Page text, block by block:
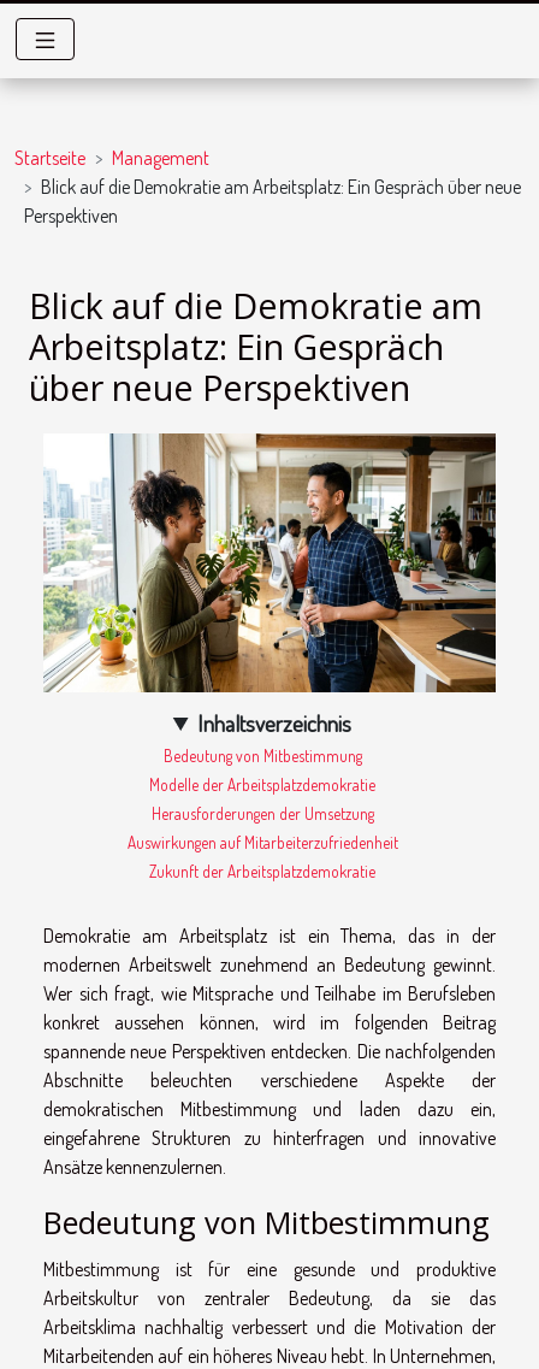
Startseite
Management
Blick auf die Demokratie am Arbeitsplatz: Ein Gespräch über neue
Perspektiven
Blick auf die Demokratie am
Arbeitsplatz: Ein Gespräch
über neue Perspektiven
Inhaltsverzeichnis
Bedeutung von Mitbestimmung
Modelle der Arbeitsplatzdemokratie
Herausforderungen der Umsetzung
Auswirkungen auf Mitarbeiterzufriedenheit
Zukunft der Arbeitsplatzdemokratie
Demokratie am Arbeitsplatz ist ein Thema, das in der
modernen Arbeitswelt zunehmend an Bedeutung gewinnt.
Wer sich fragt, wie Mitsprache und Teilhabe im Berufsleben
konkret aussehen können, wird im folgenden Beitrag
spannende neue Perspektiven entdecken. Die nachfolgenden
Abschnitte beleuchten verschiedene Aspekte der
demokratischen Mitbestimmung und laden dazu ein,
eingefahrene Strukturen zu hinterfragen und innovative
Ansätze kennenzulernen.
Bedeutung von Mitbestimmung
Mitbestimmung ist für eine gesunde und produktive
Arbeitskultur von zentraler Bedeutung, da sie das
Arbeitsklima nachhaltig verbessert und die Motivation der
Mitarbeitenden auf ein höheres Niveau hebt. In Unternehmen,